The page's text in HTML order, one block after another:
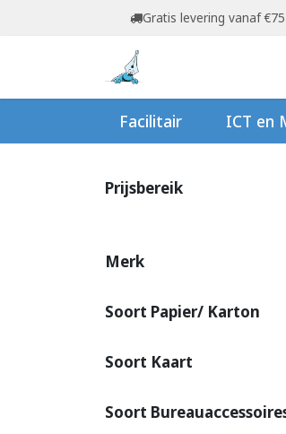
Overslaan naar inhoudGratis levering vanaf
Facilitair ICT en
Prijsbereik
Merk
Soort Papier/ Karton
Soort Kaart
Soort